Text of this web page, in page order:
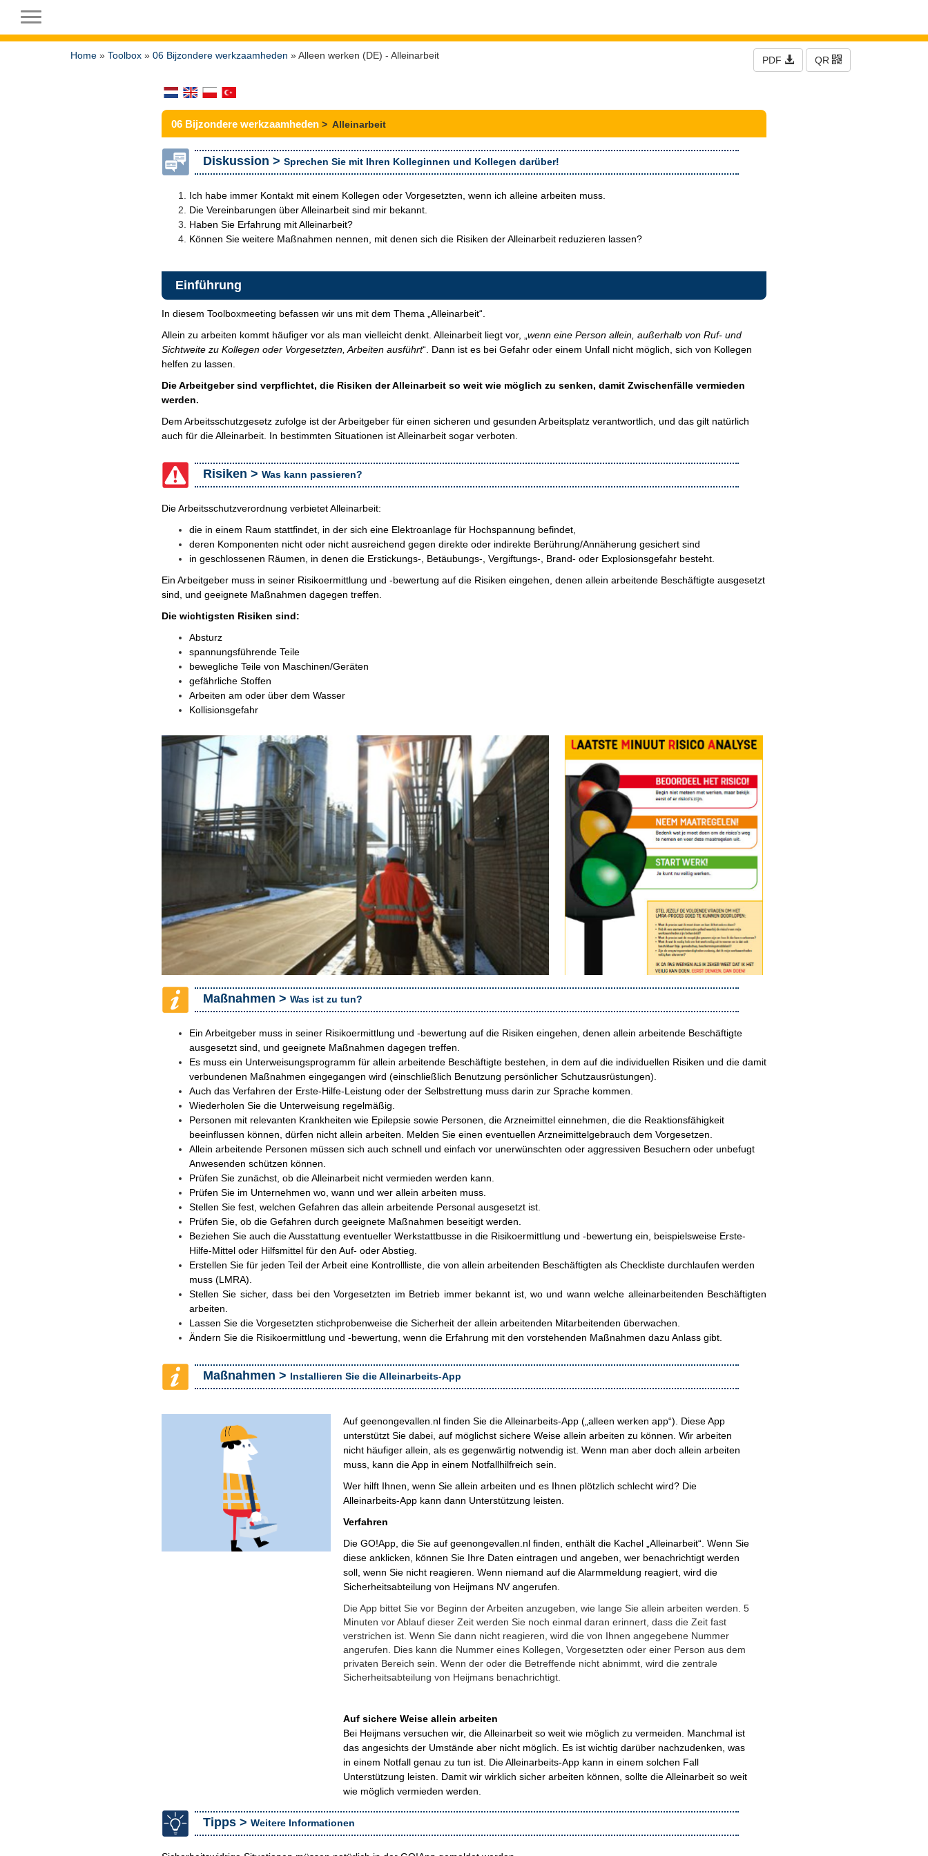
PDF QR
Home » Toolbox » 06 Bijzondere werkzaamheden » Alleen werken (DE) - Alleinarbeit
06 Bijzondere werkzaamheden > Alleinarbeit
Diskussion > Sprechen Sie mit Ihren Kolleginnen und Kollegen darüber!
Ich habe immer Kontakt mit einem Kollegen oder Vorgesetzten, wenn ich alleine arbeiten muss.
Die Vereinbarungen über Alleinarbeit sind mir bekannt.
Haben Sie Erfahrung mit Alleinarbeit?
Können Sie weitere Maßnahmen nennen, mit denen sich die Risiken der Alleinarbeit reduzieren lassen?
Einführung
In diesem Toolboxmeeting befassen wir uns mit dem Thema „Alleinarbeit“.
Allein zu arbeiten kommt häufiger vor als man vielleicht denkt. Alleinarbeit liegt vor, „ wenn eine Person allein, außerhalb von Ruf- und
Sichtweite zu Kollegen oder Vorgesetzten, Arbeiten ausführt“. Dann ist es bei Gefahr oder einem Unfall nicht möglich, sich von Kollegen
helfen zu lassen.
Die Arbeitgeber sind verpflichtet, die Risiken der Alleinarbeit so weit wie möglich zu senken, damit Zwischenfälle vermieden
werden.
Dem Arbeitsschutzgesetz zufolge ist der Arbeitgeber für einen sicheren und gesunden Arbeitsplatz verantwortlich, und das gilt natürlich
auch für die Alleinarbeit. In bestimmten Situationen ist Alleinarbeit sogar verboten.
Risiken > Was kann passieren?
Die Arbeitsschutzverordnung verbietet Alleinarbeit:
die in einem Raum stattfindet, in der sich eine Elektroanlage für Hochspannung befindet,
deren Komponenten nicht oder nicht ausreichend gegen direkte oder indirekte Berührung/Annäherung gesichert sind
in geschlossenen Räumen, in denen die Erstickungs-, Betäubungs-, Vergiftungs-, Brand- oder Explosionsgefahr besteht.
Ein Arbeitgeber muss in seiner Risikoermittlung und ‑bewertung auf die Risiken eingehen, denen allein arbeitende Beschäftigte ausgesetzt
sind, und geeignete Maßnahmen dagegen treffen.
Die wichtigsten Risiken sind:
Absturz
spannungsführende Teile
bewegliche Teile von Maschinen/Geräten
gefährliche Stoffen
Arbeiten am oder über dem Wasser
Kollisionsgefahr
Maßnahmen > Was ist zu tun?
Ein Arbeitgeber muss in seiner Risikoermittlung und ‑bewertung auf die Risiken eingehen, denen allein arbeitende Beschäftigte
ausgesetzt sind, und geeignete Maßnahmen dagegen treffen.
Es muss ein Unterweisungsprogramm für allein arbeitende Beschäftigte bestehen, in dem auf die individuellen Risiken und die damit
verbundenen Maßnahmen eingegangen wird (einschließlich Benutzung persönlicher Schutzausrüstungen).
Auch das Verfahren der Erste-Hilfe-Leistung oder der Selbstrettung muss darin zur Sprache kommen.
Wiederholen Sie die Unterweisung regelmäßig.
Personen mit relevanten Krankheiten wie Epilepsie sowie Personen, die Arzneimittel einnehmen, die die Reaktionsfähigkeit
beeinflussen können, dürfen nicht allein arbeiten. Melden Sie einen eventuellen Arzneimittelgebrauch dem Vorgesetzen.
Allein arbeitende Personen müssen sich auch schnell und einfach vor unerwünschten oder aggressiven Besuchern oder unbefugt
Anwesenden schützen können.
Prüfen Sie zunächst, ob die Alleinarbeit nicht vermieden werden kann.
Prüfen Sie im Unternehmen wo, wann und wer allein arbeiten muss.
Stellen Sie fest, welchen Gefahren das allein arbeitende Personal ausgesetzt ist.
Prüfen Sie, ob die Gefahren durch geeignete Maßnahmen beseitigt werden.
Beziehen Sie auch die Ausstattung eventueller Werkstattbusse in die Risikoermittlung und -bewertung ein, beispielsweise Erste-
Hilfe-Mittel oder Hilfsmittel für den Auf- oder Abstieg.
Erstellen Sie für jeden Teil der Arbeit eine Kontrollliste, die von allein arbeitenden Beschäftigten als Checkliste durchlaufen werden
muss (LMRA).
Stellen Sie sicher, dass bei den Vorgesetzten im Betrieb immer bekannt ist, wo und wann welche alleinarbeitenden Beschäftigten
arbeiten.
Lassen Sie die Vorgesetzten stichprobenweise die Sicherheit der allein arbeitenden Mitarbeitenden überwachen.
Ändern Sie die Risikoermittlung und -bewertung, wenn die Erfahrung mit den vorstehenden Maßnahmen dazu Anlass gibt.
Maßnahmen > Installieren Sie die Alleinarbeits-App
Auf geenongevallen.nl finden Sie die Alleinarbeits-App („alleen werken app“). Diese App
unterstützt Sie dabei, auf möglichst sichere Weise allein arbeiten zu können. Wir arbeiten
nicht häufiger allein, als es gegenwärtig notwendig ist. Wenn man aber doch allein arbeiten
muss, kann die App in einem Notfallhilfreich sein.
Wer hilft Ihnen, wenn Sie allein arbeiten und es Ihnen plötzlich schlecht wird? Die
Alleinarbeits-App kann dann Unterstützung leisten.
Verfahren
Die GO!App, die Sie auf geenongevallen.nl finden, enthält die Kachel „Alleinarbeit“. Wenn Sie
diese anklicken, können Sie Ihre Daten eintragen und angeben, wer benachrichtigt werden
soll, wenn Sie nicht reagieren. Wenn niemand auf die Alarmmeldung reagiert, wird die
Sicherheitsabteilung von Heijmans NV angerufen.
Die App bittet Sie vor Beginn der Arbeiten anzugeben, wie lange Sie allein arbeiten werden. 5
Minuten vor Ablauf dieser Zeit werden Sie noch einmal daran erinnert, dass die Zeit fast
verstrichen ist. Wenn Sie dann nicht reagieren, wird die von Ihnen angegebene Nummer
angerufen. Dies kann die Nummer eines Kollegen, Vorgesetzten oder einer Person aus dem
privaten Bereich sein. Wenn der oder die Betreffende nicht abnimmt, wird die zentrale
Sicherheitsabteilung von Heijmans benachrichtigt.
Auf sichere Weise allein arbeiten
Bei Heijmans versuchen wir, die Alleinarbeit so weit wie möglich zu vermeiden. Manchmal ist
das angesichts der Umstände aber nicht möglich. Es ist wichtig darüber nachzudenken, was
in einem Notfall genau zu tun ist. Die Alleinarbeits-App kann in einem solchen Fall
Unterstützung leisten. Damit wir wirklich sicher arbeiten können, sollte die Alleinarbeit so weit
wie möglich vermieden werden.
Tipps > Weitere Informationen